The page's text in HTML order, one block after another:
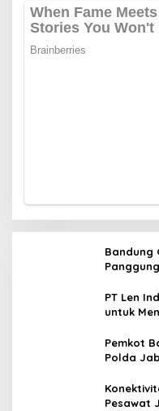
Bandung
PT Len
untuk
Pemkot
Polda
Pesawat